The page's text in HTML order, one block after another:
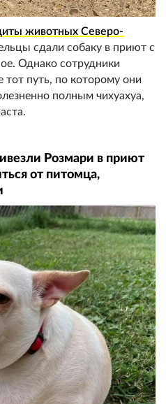
животных Северо-
сдали собаку в приют с
Однако сотрудники
путь, по которому они
полным чихуахуа,
Розмари в приют
от питомца,